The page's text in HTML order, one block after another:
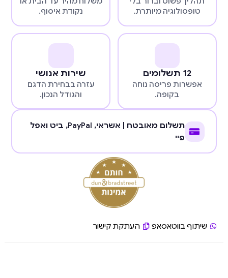
טופסולוגיה מיותרת.
נקודת איסוף.
12 תשלומים
אפשרות פריסה נוחה
בקופה.
שירות אנושי
עזרה בבחירת הדגם
והגודל הנכון.
תשלום מאובטח | אשראי, PayPal, ביט ואפל
פיי
שיתוף בווטאסאפ העתקת קישור